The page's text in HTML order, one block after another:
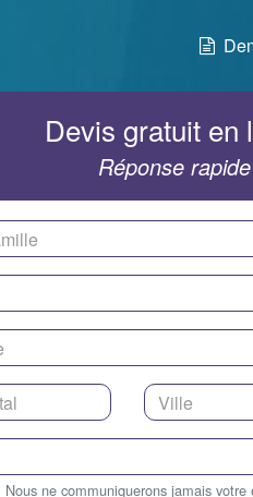
Devis gratuit en
Réponse rapide
Nous ne communiquerons jamais votre